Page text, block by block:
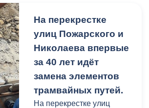
состоялось закрытие
Всероссийских
соревнований по теннису
на Кубок Ангелины
Габуевой среди юношей и
девушек до 13 и до 17 лет
категории 1 «А».
На перекрестке
улиц Пожарского и
Николаева впервые
за 40 лет идёт
замена элементов
трамвайных путей.
На перекрестке улиц